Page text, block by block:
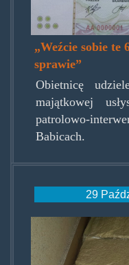
„Weźcie sobie te
sprawie”
Obietnicę
majątkowej
patrolowo-
Babicach.
29